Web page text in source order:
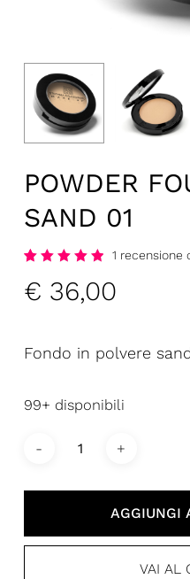
POWDER
SAND 01
5.00 su
5
utente
1 recensione
€ 36,00
Fondo in polvere
99+ disponibili
AGGIUNGI
VAI AL